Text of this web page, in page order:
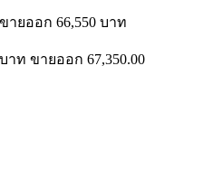
ายออก 66,550 บาท
ท ขายออก 67,350.00